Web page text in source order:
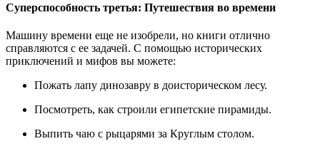
Суперспособность третья: Путешествия во времени
Машину времени еще не изобрели, но книги отлично
справляются с ее задачей. С помощью исторических
приключений и мифов вы можете:
Пожать лапу динозавру в доисторическом лесу.
Посмотреть, как строили египетские пирамиды.
Выпить чаю с рыцарями за Круглым столом.